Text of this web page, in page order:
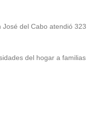
del Cabo atendió 323
del hogar a familias